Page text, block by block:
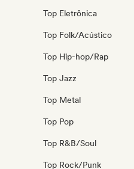
Top Eletrônica
Top Folk/Acústico
Top Hip-hop/Rap
Top Jazz
Top Metal
Top Pop
Top R&B/Soul
Top Rock/Punk